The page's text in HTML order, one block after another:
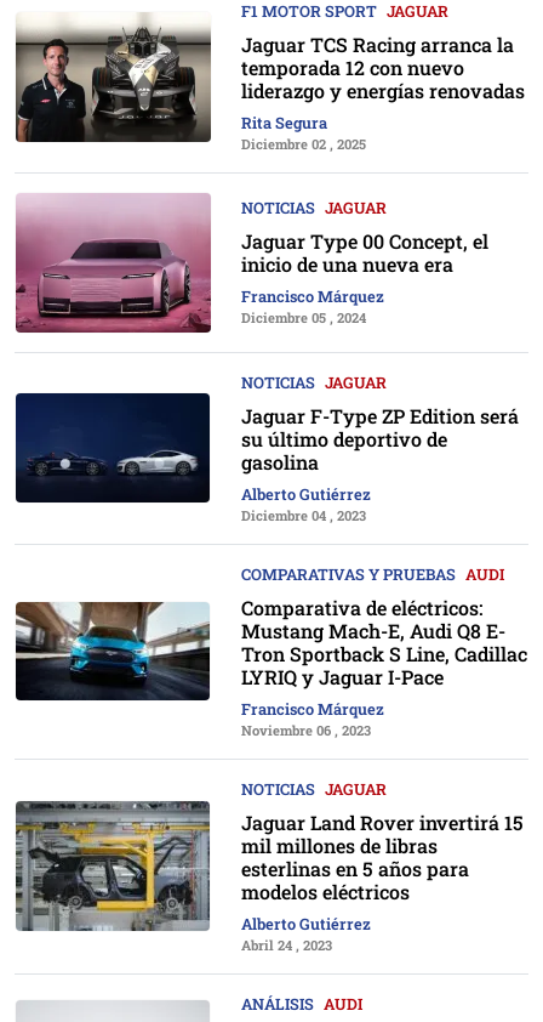
F1 MOTOR SPORT JAGUAR
Jaguar TCS Racing arranca la
temporada 12 con nuevo
liderazgo y energías renovadas
Rita Segura
Diciembre 02 , 2025
NOTICIAS JAGUAR
Jaguar Type 00 Concept, el
inicio de una nueva era
Francisco Márquez
Diciembre 05 , 2024
NOTICIAS JAGUAR
Jaguar F-Type ZP Edition será
su último deportivo de
gasolina
Alberto Gutiérrez
Diciembre 04 , 2023
COMPARATIVAS Y PRUEBAS AUDI
Comparativa de eléctricos:
Mustang Mach-E, Audi Q8 E-
Tron Sportback S Line, Cadillac
LYRIQ y Jaguar I-Pace
Francisco Márquez
Noviembre 06 , 2023
NOTICIAS JAGUAR
Jaguar Land Rover invertirá 15
mil millones de libras
esterlinas en 5 años para
modelos eléctricos
Alberto Gutiérrez
Abril 24 , 2023
ANÁLISIS AUDI